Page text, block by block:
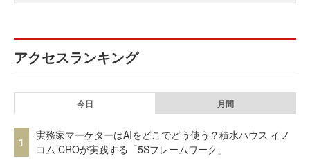
アクセスランキング
今日 月間
1
実務家マーケターはAIをどこでどう使う？積水ハウス イノ
コム CROが実践する「5Sフレームワーク」